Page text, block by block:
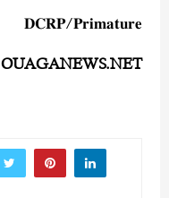
𝐃𝐂𝐑𝐏/𝐏𝐫𝐢𝐦𝐚𝐭𝐮𝐫𝐞
OUAGANEWS.NET